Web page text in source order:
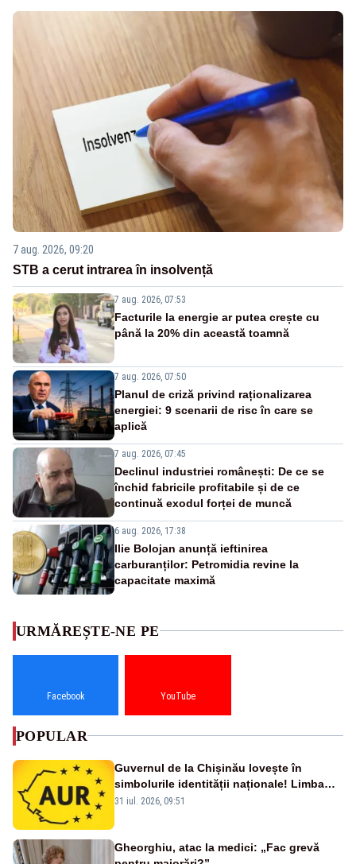
7 aug. 2026, 09:20
STB a cerut intrarea în insolvență
7 aug. 2026, 07:53
Facturile la energie ar putea crește cu
până la 20% din această toamnă
7 aug. 2026, 07:50
Planul de criză privind raționalizarea
energiei: 9 scenarii de risc în care se
aplică
7 aug. 2026, 07:45
Declinul industriei românești: De ce se
închid fabricile profitabile și de ce
continuă exodul forței de muncă
6 aug. 2026, 17:38
Ilie Bolojan anunță ieftinirea
carburanților: Petromidia revine la
capacitate maximă
URMĂREȘTE-NE PE
Facebook YouTube
POPULAR
Guvernul de la Chișinău lovește în
simbolurile identității naționale! Limba
română nu se economisește! Limba
31 iul. 2026, 09:51
Gheorghiu, atac la medici: „Fac grevă